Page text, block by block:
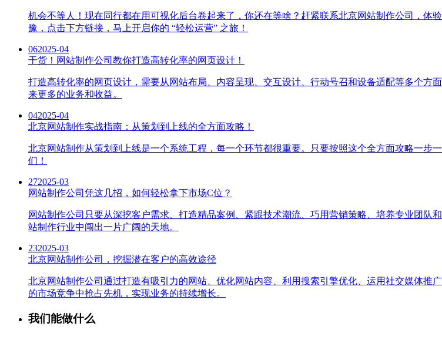
机会不等人！现在同行都在用可视化后台卷起来了，你还在等啥？赶紧联系北京网站制作公司，体
豫，点击下方链接，马上开启你的 “轻松运营” 之旅！
062025-04
干货！网站制作公司教你打造高转化率的网页设计！
打造高转化率的网页设计，需要从网站布局、内容呈现、交互设计、行动号召和设备适配等多个
来更多的业务和收益。
042025-04
北京网站制作实战指南：从策划到上线的全方面攻略！
北京网站制作从策划到上线是一个系统工程，每一个环节都很重要。只要按照这个全方面攻略一
们！
272025-03
网站制作公司凭这几招，如何轻松拿下市场C位？
网站制作公司只要从深挖客户需求、打造精品案例、紧跟技术潮流、巧用营销策略、培养专业团队
站制作行业中闯出一片广阔的天地。
232025-03
北京网站制作公司，挖掘潜在客户的高效途径
北京网站制作公司通过打造有吸引力的网站、优化网站内容、利用搜索引擎优化、运用社交媒体
的市场竞争中抢占先机，实现业务的持续增长。
我们能做什么